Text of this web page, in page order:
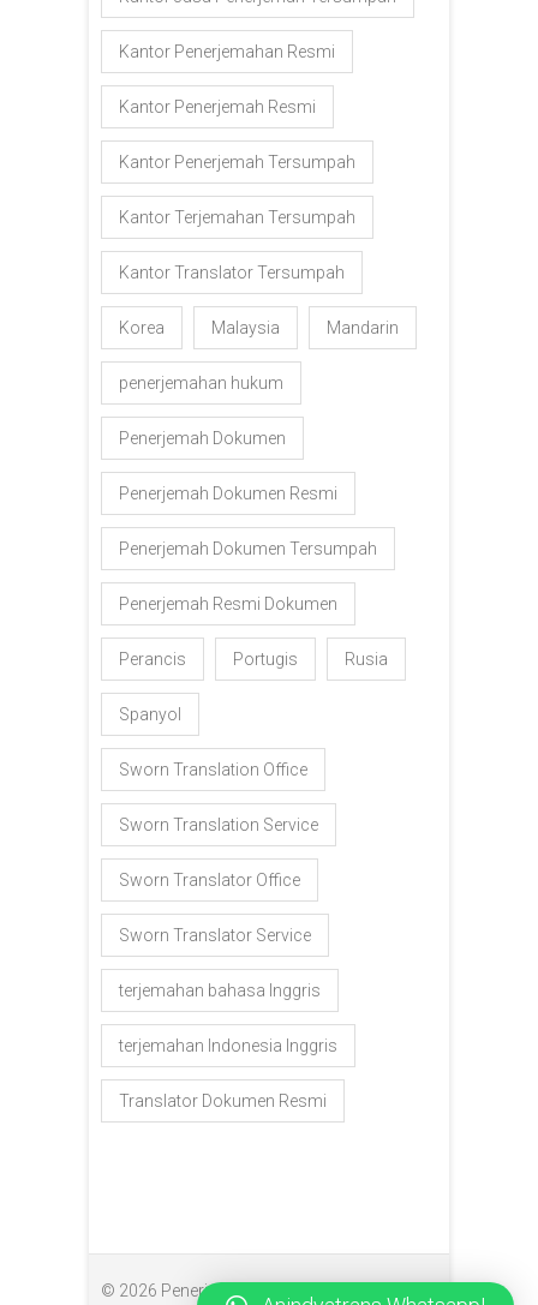
Kantor Penerjemahan Resmi
Kantor Penerjemah Resmi
Kantor Penerjemah Tersumpah
Kantor Terjemahan Tersumpah
Kantor Translator Tersumpah
Korea Malaysia Mandarin
penerjemahan hukum
Penerjemah Dokumen
Penerjemah Dokumen Resmi
Penerjemah Dokumen Tersumpah
Penerjemah Resmi Dokumen
Perancis Portugis Rusia
Spanyol
Sworn Translation Office
Sworn Translation Service
Sworn Translator Office
Sworn Translator Service
terjemahan bahasa Inggris
terjemahan Indonesia Inggris
Translator Dokumen Resmi
© 2026 Penerjemah Makassar